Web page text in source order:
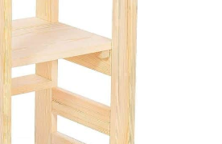
appuyez dessus avec un
léger mouvement vers le
haut et vers le bas ou
latéralement. De cette
manière, elles ne
bougeront pas ou ne
tomberont pas. Vous
pouvez les mettre et les
enlever autant de fois
que vous le souhaitez !